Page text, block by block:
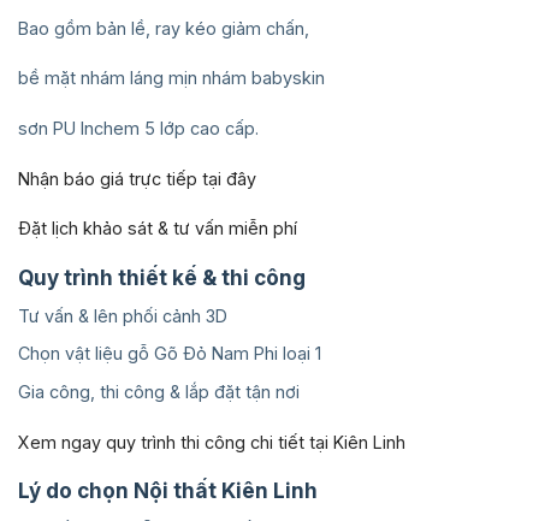
Bao gồm bản lề, ray kéo giảm chấn,
bề mặt nhám láng mịn nhám babyskin
sơn PU Inchem 5 lớp cao cấp.
Nhận báo giá trực tiếp tại đây
Đặt lịch khảo sát & tư vấn miễn phí
Quy trình thiết kế & thi công
Tư vấn & lên phối cảnh 3D
Chọn vật liệu gỗ Gõ Đỏ Nam Phi loại 1
Gia công, thi công & lắp đặt tận nơi
Xem ngay quy trình thi công chi tiết tại Kiên Linh
Lý do chọn Nội thất Kiên Linh